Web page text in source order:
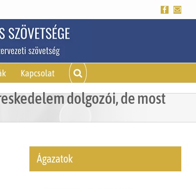
Facebook
Kapcsolat
dolgozói, de most
Ágazatok